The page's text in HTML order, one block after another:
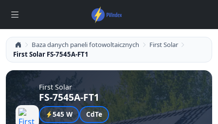
Baza danych paneli fotowoltaicznych
First Solar
First Solar FS-7545A-FT1
First Solar
FS-7545A-FT1
545 W CdTe